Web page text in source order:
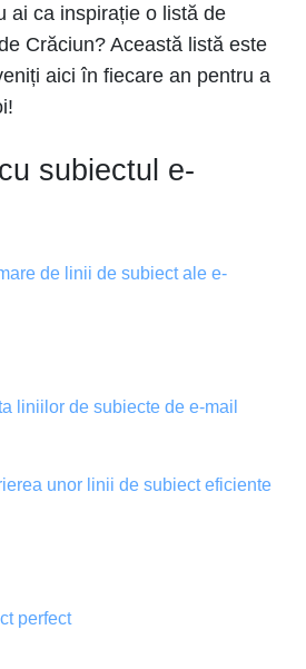
ai ca inspirație o listă de
Crăciun? Această listă este
aici în fiecare an pentru a
subiectul e-
de linii de subiect ale e-
liniilor de subiecte de e-mail
unor linii de subiect eficiente
perfect